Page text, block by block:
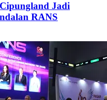
Jadi
RANS